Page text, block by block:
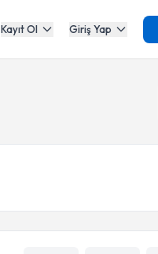
Kayıt Ol Giriş Yap